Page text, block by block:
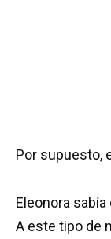
Por supuesto,
Eleonora
A este tipo de